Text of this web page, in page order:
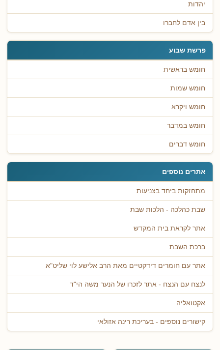
יהדות
בין אדם לחברו
פרשת שבוע
חומש בראשית
חומש שמות
חומש ויקרא
חומש במדבר
חומש דברים
אתרים נוספים
מתחזקות ביחד בצניעות
שבת כהלכה - הלכות שבת
אתר לקראת בית המקדש
ברכת השבת
אתר עם חומרים דידקטיים מאת הרב אלישע לוי שליט"א
לנצח עם הנצח - אתר לזכרו של הנער משה הי"ד
אקטואליה
קישורים נוספים - בעריכת רינה אזולאי